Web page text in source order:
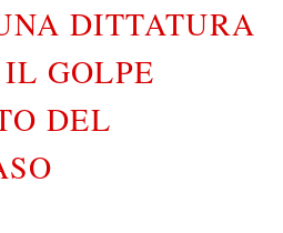
DITTATURA
GOLPE
DEL